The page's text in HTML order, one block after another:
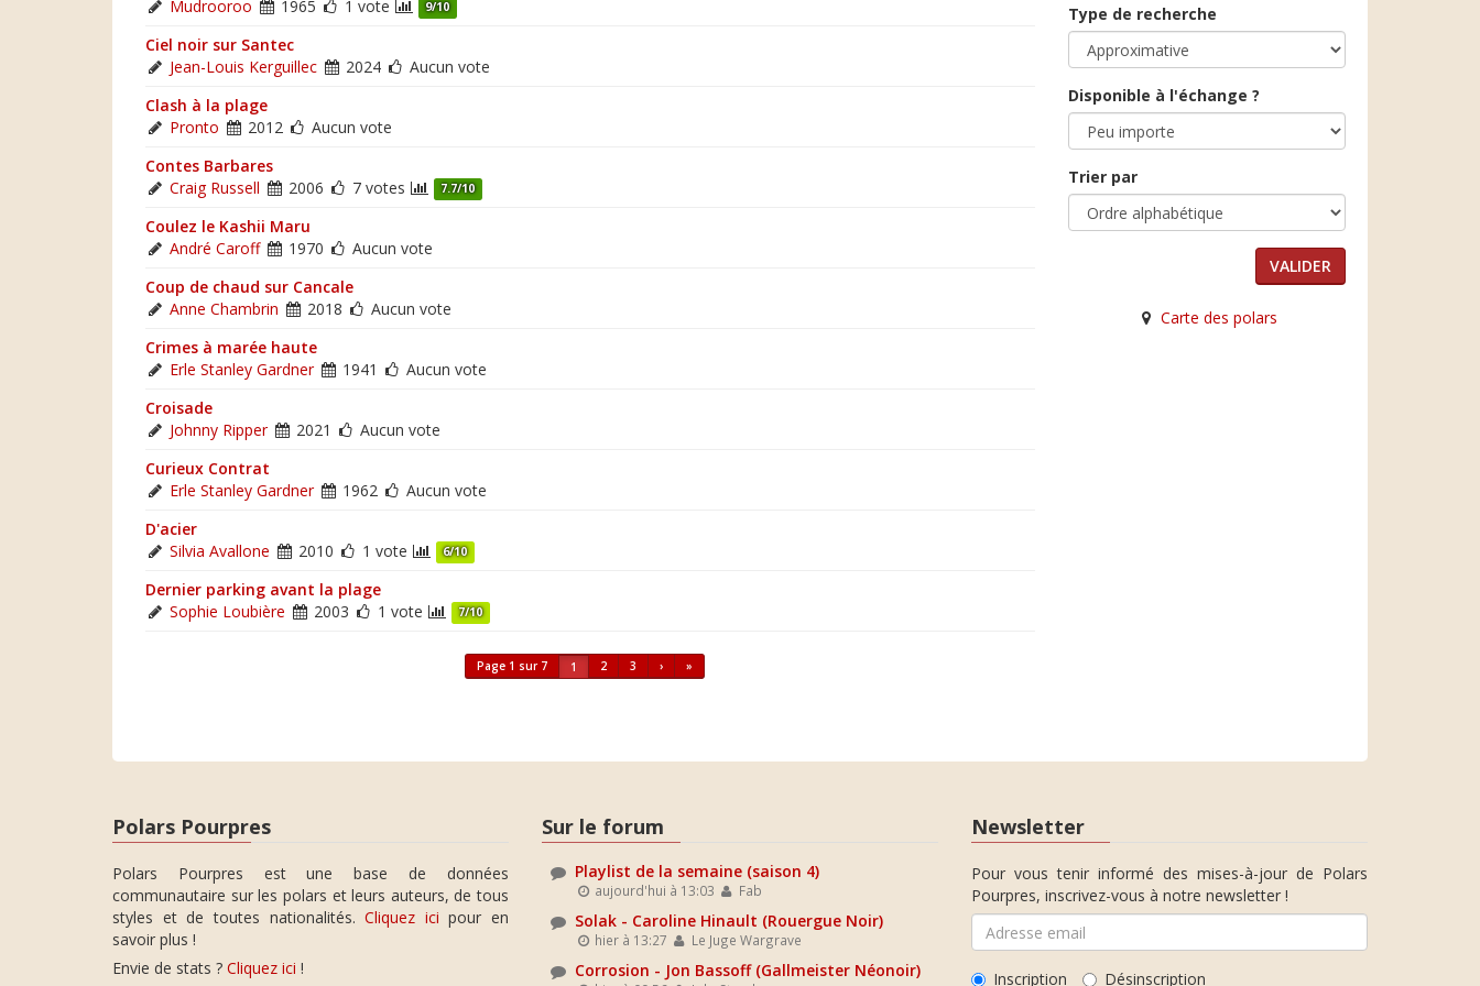
Mudrooroo 1965 1 vote 9/10
Ciel noir sur Santec
Jean-Louis Kerguillec
2024
Aucun vote
Clash à la plage
Pronto
2012
Aucun vote
Contes Barbares
Craig Russell
2006 7 votes 7.7/10
Coulez le Kashii Maru
André Caroff
1970
Aucun vote
Coup de chaud sur Cancale
Anne Chambrin
2018
Aucun vote
Crimes à marée haute
Erle Stanley Gardner
1941
Aucun vote
Croisade
Johnny Ripper
2021
Aucun vote
Curieux Contrat
Erle Stanley Gardner
1962
Aucun vote
D'acier
Silvia Avallone
2010 1 vote 6/10
Dernier parking avant la plage
Sophie Loubière
2003 1 vote 7/10
Page 1 sur 7 1 2 3 › »
Type de recherche
Disponible à l'échange ?
Trier par
Carte des polars
Polars Pourpres
Polars Pourpres est une base de données
communautaire sur les polars et leurs auteurs, de tous
styles et de toutes nationalités.Cliquez ici pour en
savoir plus !
Envie de stats ? Cliquez ici !
Sur le forum
Playlist de la semaine (saison 4)
aujourd'hui à 13:03 Fab
Solak - Caroline Hinault (Rouergue Noir)
hier à 13:27 Le Juge Wargrave
Corrosion - Jon Bassoff (Gallmeister Néonoir)
Newsletter
Pour vous tenir informé des mises-à-jour de Polars
Pourpres, inscrivez-vous à notre newsletter !
Inscription Désinscription